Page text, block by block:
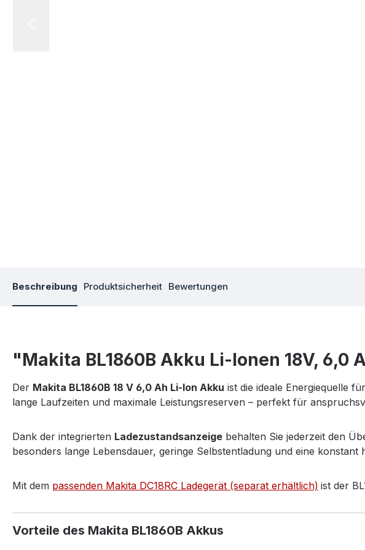
Beschreibung Produktsicherheit Bewertungen
"Makita BL1860B Akku Li-Ionen 18V, 6,0
Der Makita BL1860B 18 V 6,0 Ah Li-Ion Akku ist die ideale Energiequelle
lange Laufzeiten und maximale Leistungsreserven – perfekt für
Dank der integrierten Ladezustandsanzeige behalten Sie jederzeit den
besonders lange Lebensdauer, geringe Selbstentladung und eine
Mit dem passenden Makita DC18RC Ladegerät (separat erhältlich) ist der
Vorteile des Makita BL1860B Akkus